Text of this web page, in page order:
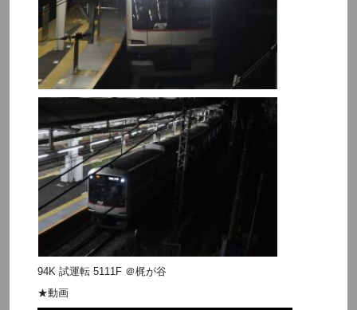
94K 試運転 5111F ＠梶が谷
★動画